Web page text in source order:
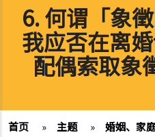
6. 何谓「象
我应否在离
配偶索取象
首页 » 主题 » 婚姻、家